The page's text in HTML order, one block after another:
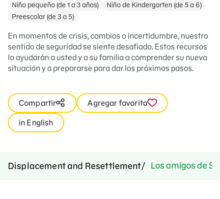
Niño pequeño (de 1 a 3 años)
Niño de Kindergarten (de 5 a 6)
Preescolar (de 3 a 5)
En momentos de crisis, cambios o incertidumbre, nuestro
sentido de seguridad se siente desafiado. Estos recursos
lo ayudarán a usted y a su familia a comprender su nueva
situación y a prepararse para dar los próximos pasos.
Compartir
Agregar favorito
in English
Displacement and Resettlement Los amigos de